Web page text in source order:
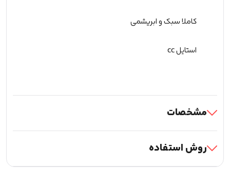
کاملا سبک و ابریشمی
استایل cc
مشخصات
روش استفاده